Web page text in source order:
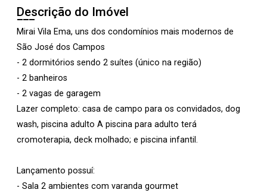
Descrição do Imóvel
Mirai Vila Ema, uns dos condomínios mais modernos de
São José dos Campos
- 2 dormitórios sendo 2 suítes (único na região)
- 2 banheiros
- 2 vagas de garagem
Lazer completo: casa de campo para os convidados, dog
wash, piscina adulto A piscina para adulto terá
cromoterapia, deck molhado; e piscina infantil.
Lançamento possuí:
- Sala 2 ambientes com varanda gourmet